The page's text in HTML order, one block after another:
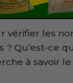
vérifier les
Qu’est-ce
à savoir